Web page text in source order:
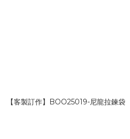
【客製訂作】BOO25019-尼龍拉鍊袋